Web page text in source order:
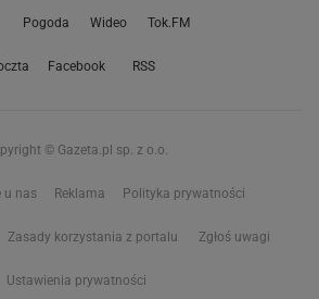
Pogoda Wideo Tok.FM
Facebook RSS
© Gazeta.pl sp. z o.o.
u nas Reklama Polityka prywatności
Zasady korzystania z portalu Zgłoś uwagi
Ustawienia prywatności